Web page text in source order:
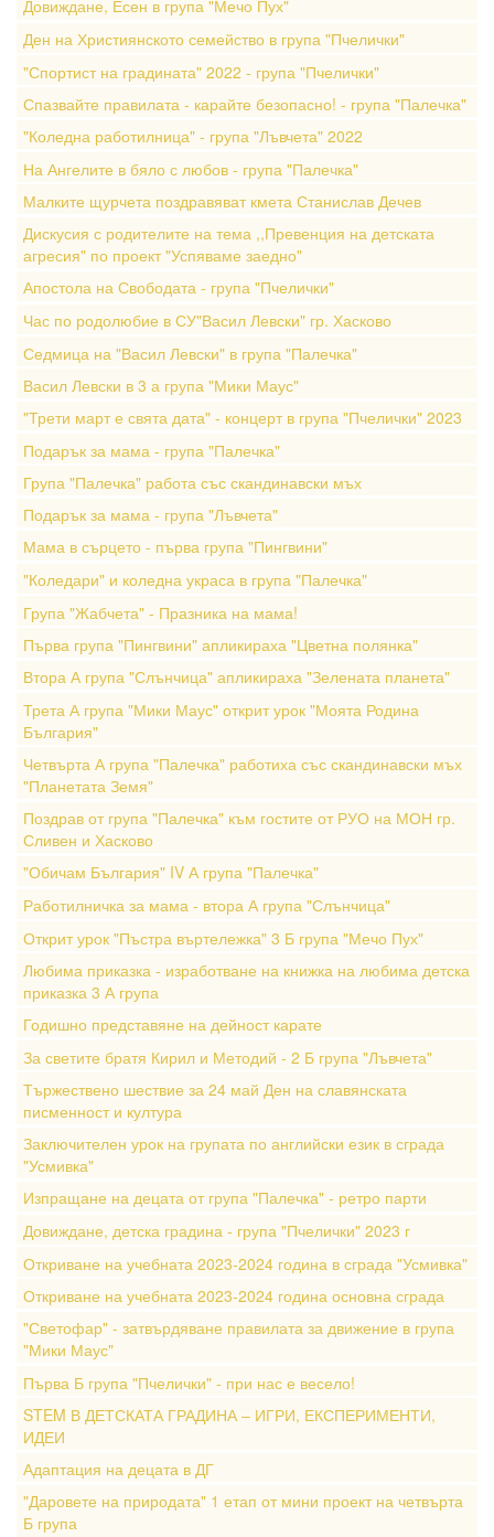
Довиждане, Есен в група "Мечо Пух"
Ден на Християнското семейство в група "Пчелички"
"Спортист на градината" 2022 - група "Пчелички"
Спазвайте правилата - карайте безопасно! - група "Палечка"
"Коледна работилница" - група "Лъвчета" 2022
На Ангелите в бяло с любов - група "Палечка"
Малките щурчета поздравяват кмета Станислав Дечев
Дискусия с родителите на тема ,,Превенция на детската
агресия" по проект "Успяваме заедно"
Апостола на Свободата - група "Пчелички"
Час по родолюбие в СУ"Васил Левски" гр. Хасково
Седмица на "Васил Левски" в група "Палечка"
Васил Левски в 3 а група "Мики Маус"
"Трети март е свята дата" - концерт в група "Пчелички" 2023
Подарък за мама - група "Палечка"
Група "Палечка" работа със скандинавски мъх
Подарък за мама - група "Лъвчета"
Мама в сърцето - първа група "Пингвини"
"Коледари" и коледна украса в група "Палечка"
Група "Жабчета" - Празника на мама!
Първа група "Пингвини" апликираха "Цветна полянка"
Втора А група "Слънчица" апликираха "Зелената планета"
Трета А група "Мики Маус" открит урок "Моята Родина
България"
Четвърта А група "Палечка" работиха със скандинавски мъх
"Планетата Земя"
Поздрав от група "Палечка" към гостите от РУО на МОН гр.
Сливен и Хасково
"Обичам България" IV А група "Палечка"
Работилничка за мама - втора А група "Слънчица"
Открит урок "Пъстра въртележка" 3 Б група "Мечо Пух"
Любима приказка - изработване на книжка на любима детска
приказка 3 А група
Годишно представяне на дейност карате
За светите братя Кирил и Методий - 2 Б група "Лъвчета"
Тържествено шествие за 24 май Ден на славянската
писменност и култура
Заключителен урок на групата по английски език в сграда
"Усмивка"
Изпращане на децата от група "Палечка" - ретро парти
Довиждане, детска градина - група "Пчелички" 2023 г
Откриване на учебната 2023-2024 година в сграда "Усмивка"
Откриване на учебната 2023-2024 година основна сграда
"Светофар" - затвърдяване правилата за движение в група
"Мики Маус"
Първа Б група "Пчелички" - при нас е весело!
STEM В ДЕТСКАТА ГРАДИНА – ИГРИ, ЕКСПЕРИМЕНТИ,
ИДЕИ
Адаптация на децата в ДГ
"Даровете на природата" 1 етап от мини проект на четвърта
Б група